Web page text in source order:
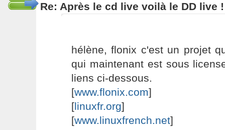
Re: Après le cd live voilà le DD live !
hélène, flonix c'est un projet
qui maintenant est sous
liens ci-dessous.
[www.flonix.com]
[linuxfr.org]
[www.linuxfrench.net]